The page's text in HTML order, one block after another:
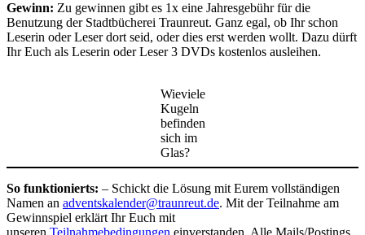
Gewinn: Zu gewinnen gibt es 1x eine Jahresgebühr für die
Benutzung der Stadtbücherei Traunreut. Ganz egal, ob Ihr schon
Leserin oder Leser dort seid, oder dies erst werden wollt. Dazu dürft
Ihr Euch als Leserin oder Leser 3 DVDs kostenlos ausleihen.
Wieviele
Kugeln
befinden
sich im
Glas?
So funktionierts: – Schickt die Lösung mit Eurem vollständigen
Namen an adventskalender@traunreut.de. Mit der Teilnahme am
Gewinnspiel erklärt Ihr Euch mit
unseren Teilnahmebedingungen einverstanden. Alle Mails/Postings,